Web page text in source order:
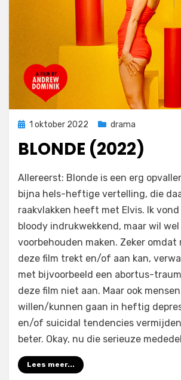
Geplaatst
1 oktober 2022 drama
BLONDE (2022)
Filmofiel.nl
Allereerst: Blonde is een erg
bijna hels-heftige vertelling, die
raakvlakken heeft met Elvis. Ik
bloody indrukwekkend, maar wil
voorbehouden maken. Zeker omdat
deze film trekt en/of aan kan,
met bijvoorbeeld een abortus-
deze film niet aan. Maar ook
willen/kunnen gaan in heftig
en/of suicidal tendencies
beter. Okay, nu die serieuze
Lees meer...